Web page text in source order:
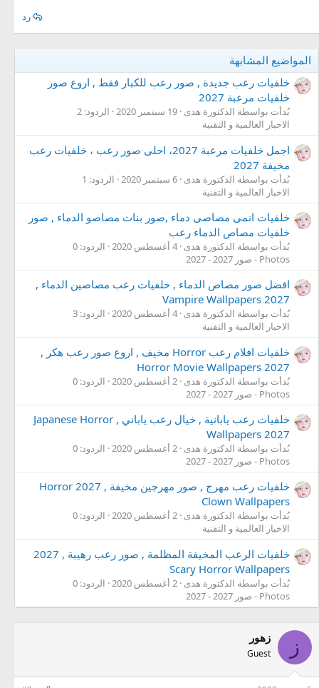
رد
المواضيع المشابهة
خلفيات رعب جديدة , صور رعب للكبار فقط , اروع صور
خلفيات مرعبة 2027
بُدأت بواسطة الدكتورة هدى 19 سبتمبر 2020
الردود: 2
الاخبار العالمية و التقنية
اجمل خلفيات مرعبة 2027، احلى صور رعب ، خلفيات رعب
مخيفة 2027
بُدأت بواسطة الدكتورة هدى 6 سبتمبر 2020
الردود: 1
الاخبار العالمية و التقنية
خلفيات انمى مصاصى دماء ,صور بنات مصاصو الدماء , صور
خلفيات مصاص الدماء رعب
بُدأت بواسطة الدكتورة هدى 4 أغسطس 2020
الردود: 0
Photos - صور 2027 - 2027
افضل صور مصاص الدماء , خلفيات رعب مصاصين الدماء ,
2027 Vampire Wallpapers
بُدأت بواسطة الدكتورة هدى 4 أغسطس 2020
الردود: 3
الاخبار العالمية و التقنية
خلفيات افلام رعب Horror مخيف , اروع صور رعب هكر ,
2027 Horror Movie Wallpapers
بُدأت بواسطة الدكتورة هدى 2 أغسطس 2020
الردود: 0
Photos - صور 2027 - 2027
خلفيات رعب يابانية , خيال رعب ياباني , Japanese Horror
Wallpapers 2027
بُدأت بواسطة الدكتورة هدى 2 أغسطس 2020
الردود: 0
Photos - صور 2027 - 2027
خلفيات رعب مهرج , صور مهرجين مخيفة , 2027 Horror
Clown Wallpapers
بُدأت بواسطة الدكتورة هدى 2 أغسطس 2020
الردود: 0
الاخبار العالمية و التقنية
خلفيات الرعب المخيفة المظلمة , صور رعب رهيبة , 2027
Scary Horror Wallpapers
بُدأت بواسطة الدكتورة هدى 2 أغسطس 2020
الردود: 0
Photos - صور 2027 - 2027
ز زهور
Guest